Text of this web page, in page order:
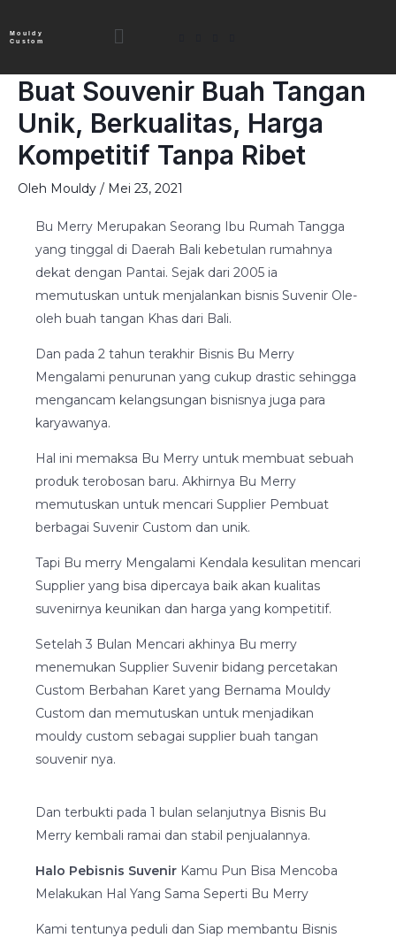
keMouldy
Custom
Menu
Buat Souvenir Buah Tangan
Unik, Berkualitas, Harga
Kompetitif Tanpa Ribet
Oleh Mouldy / Mei 23, 2021
Bu Merry Merupakan Seorang Ibu Rumah Tangga
yang tinggal di Daerah Bali kebetulan rumahnya
dekat dengan Pantai. Sejak dari 2005 ia
memutuskan untuk menjalankan bisnis Suvenir Ole-
oleh buah tangan Khas dari Bali.
Dan pada 2 tahun terakhir Bisnis Bu Merry
Mengalami penurunan yang cukup drastic sehingga
mengancam kelangsungan bisnisnya juga para
karyawanya.
Hal ini memaksa Bu Merry untuk membuat sebuah
produk terobosan baru. Akhirnya Bu Merry
memutuskan untuk mencari Supplier Pembuat
berbagai Suvenir Custom dan unik.
Tapi Bu merry Mengalami Kendala kesulitan mencari
Supplier yang bisa dipercaya baik akan kualitas
suvenirnya keunikan dan harga yang kompetitif.
Setelah 3 Bulan Mencari akhinya Bu merry
menemukan Supplier Suvenir bidang percetakan
Custom Berbahan Karet yang Bernama Mouldy
Custom dan memutuskan untuk menjadikan
mouldy custom sebagai supplier buah tangan
souvenir nya.
Dan terbukti pada 1 bulan selanjutnya Bisnis Bu
Merry kembali ramai dan stabil penjualannya.
Halo Pebisnis Suvenir Kamu Pun Bisa Mencoba
Melakukan Hal Yang Sama Seperti Bu Merry
Kami tentunya peduli dan Siap membantu Bisnis